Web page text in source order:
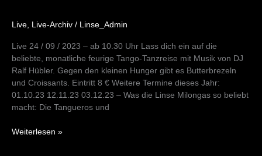
Live Live-Archiv / Linse_Admin
Live 24 / 09 / 2023 – ab 10.30 Uhr Lass dich ein auf die
beliebte, monatliche feurige Tango-Tanzreise mit Musik von DJ
Ralf Hübler. Gegen den kleinen Hunger gibt es Butterbrezeln
und Croissants. Eintritt 8 € Weitere Termine dieses Jahr:
01.10.23 12.11.23 03.12.23 – Was die Linse Milongas so beliebt
macht: Die Tangueros und
Weiterlesen »